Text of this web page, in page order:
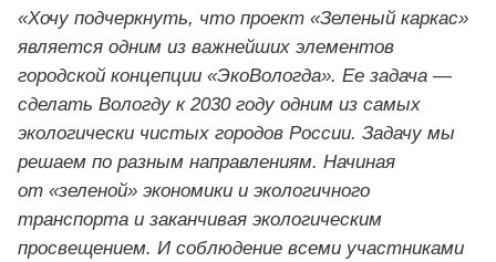
«Хочу подчеркнуть, что проект «Зеленый каркас»
является одним из важнейших элементов
городской концепции «ЭкоВологда». Ее задача —
сделать Вологду к 2030 году одним из самых
экологически чистых городов России. Задачу мы
решаем по разным направлениям. Начиная
от «зеленой» экономики и экологичного
транспорта и заканчивая экологическим
просвещением. И соблюдение всеми участниками